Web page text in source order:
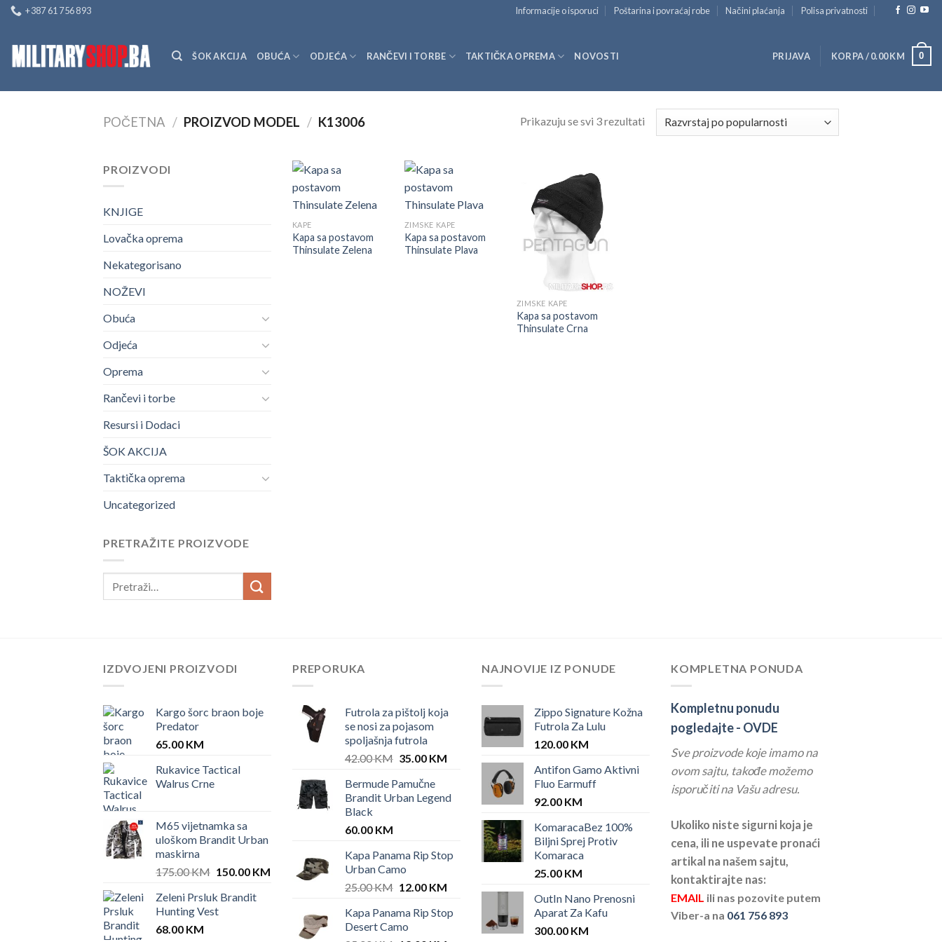
Skip
content
+387 61 756 893 Informacije o isporuci Poštarina i povraćaj robe Načini plaćanja Polisa privatnosti
ŠOK AKCIJA OBUĆA ODJEĆA RANČEVI I TORBE TAKTIČKA OPREMA NOVOSTI PRIJAVA KORPA /0.00KM 0
POČETNA / PROIZVOD MODEL / K13006 Prikazuju se svi 3 rezultati
PROIZVODI
KNJIGE
Lovačka oprema
Nekategorisano
NOŽEVI
Obuća
Odjeća
Oprema
Rančevi i torbe
Resursi i Dodaci
ŠOK AKCIJA
Taktička oprema
Uncategorized
PRETRAŽITE PROIZVODE
KAPE
Kapa sa postavom
Thinsulate Zelena
ZIMSKE KAPE
Kapa sa postavom
Thinsulate Plava
ZIMSKE KAPE
Kapa sa postavom
Thinsulate Crna
IZDVOJENI PROIZVODI
Kargo šorc braon boje
Predator
65.00 KM
Rukavice Tactical
Walrus Crne
M65 vijetnamka sa
uloškom Brandit Urban
maskirna
175.00KM Original
was:
175.00 KM.
150.00 KMCurrent
150.00 KM.
Zeleni Prsluk Brandit
Hunting Vest
68.00 KM
PREPORUKA
Futrola za pištolj koja
se nosi za pojasom
spoljašnja futrola
42.00KM Original
was:
42.00 KM.
35.00 KMCurrent
35.00 KM.
Bermude Pamučne
Brandit Urban Legend
Black
60.00 KM
Kapa Panama Rip Stop
Urban Camo
25.00KM Original
was:
25.00 KM.
12.00 KMCurrent
is:
12.00 KM.
Kapa Panama Rip Stop
Desert Camo
NAJNOVIJE IZ PONUDE
Zippo Signature Kožna
Futrola Za Lulu
120.00 KM
Antifon Gamo Aktivni
Fluo Earmuff
92.00 KM
KomaracaBez 100%
Biljni Sprej Protiv
Komaraca
25.00 KM
OutIn Nano Prenosni
Aparat Za Kafu
300.00 KM
KOMPLETNA PONUDA
Kompletnu ponudu
pogledajte - OVDE
Sve proizvode koje imamo na
ovom sajtu, takođe možemo
isporučiti na Vašu adresu.
Ukoliko niste sigurni koja je
cena, ili ne uspevate pronaći
artikal na našem sajtu,
kontaktirajte nas:
EMAIL ili nas pozovite putem
Viber-a na 061 756 893